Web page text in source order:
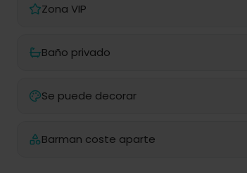
Zona VIP
Baño privado
Se puede decorar
Barman coste aparte